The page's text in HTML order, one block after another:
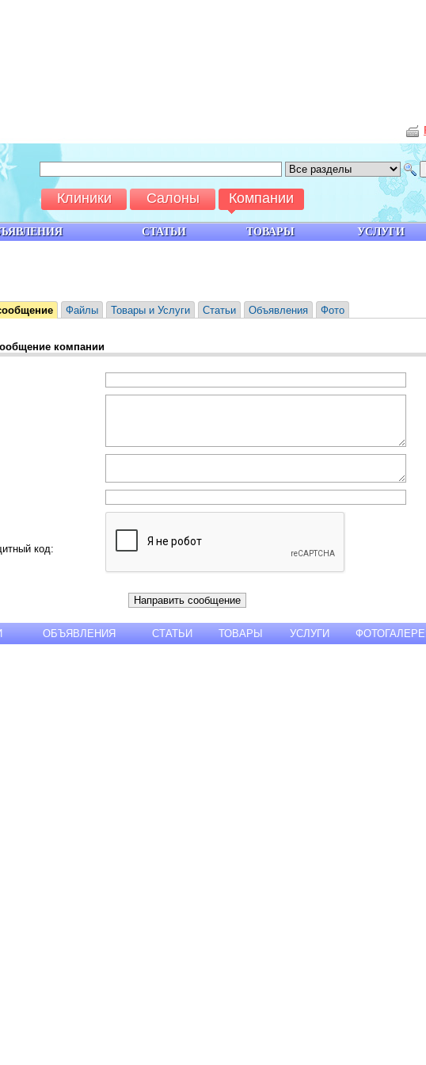
Файлы Товары и Услуги Статьи Объявления Фото
компании
код:
ОБЪЯВЛЕНИЯ СТАТЬИ ТОВАРЫ УСЛУГИ
СТАТЬИ ТОВАРЫ УСЛУГИ
Клиники Салоны Компании